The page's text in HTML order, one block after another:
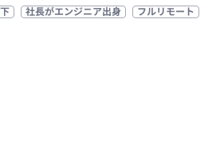
社長がエンジニア出身
フルリモート